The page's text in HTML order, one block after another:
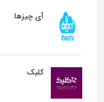
آی چیزها
کلیک